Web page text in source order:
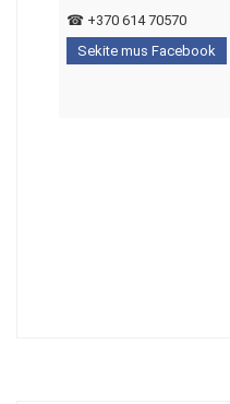
☎ +370 614 70570
Sekite mus Facebook